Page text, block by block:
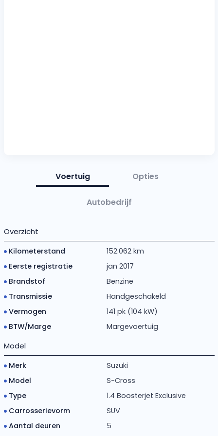
Voertuig Opties
Autobedrijf
Overzicht
Kilometerstand
152.062 km
Eerste registratie
jan 2017
Brandstof
Benzine
Transmissie
Handgeschakeld
Vermogen
141 pk (104 kW)
BTW/Marge
Margevoertuig
Model
Merk
Suzuki
Model
S-Cross
Type
1.4 Boosterjet Exclusive
Carrosserievorm
SUV
Aantal deuren
5